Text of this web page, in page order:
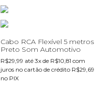
Cabo RCA Flexível 5 metros
Preto Som Automotivo
R$29,99 até 3x de R$10,81 com
juros no cartão de crédito R$29,69
no PIX